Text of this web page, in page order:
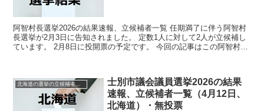
阿智村長選挙2026の結果速報、立候補者一覧 任期満了に伴う阿智村
長選挙が2月3日に告知されました。 定数1人に対して2人が立候補し
ています。 2月8日に投開票の予定です。 今回の記事はこの阿智村長
北海道の選挙の立候補者と結果速報一覧
士別市議会議員選挙2026の結果
速報、立候補者一覧（4月12日、
北海道）・無投票